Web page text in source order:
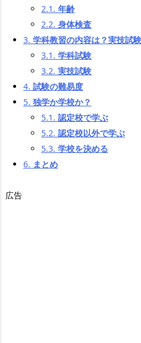
2.1. 年齢
2.2. 身体検査
3. 学科教習の内容は？実技試
3.1. 学科試験
3.2. 実技試験
4. 試験の難易度
5. 独学か学校か？
5.1. 認定校で学ぶ
5.2. 認定校以外で学ぶ
5.3. 学校を決める
6. まとめ
広告